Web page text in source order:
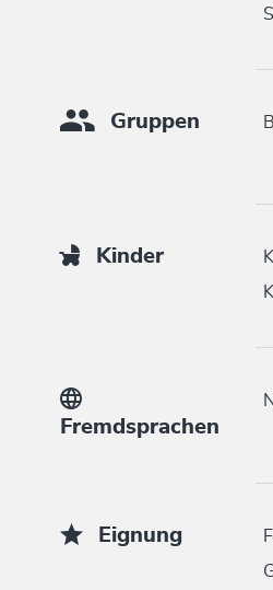
Gruppen
Kinder
Fremdsprachen
Eignung